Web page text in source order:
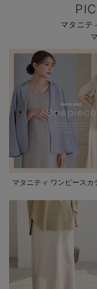
マタニテ
マタニティ ワンピースカ